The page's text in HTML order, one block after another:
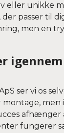
eller unikke
passer til
men en
ser vi os
men i
afhænger
fungerer